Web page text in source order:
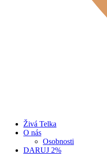
Živá Telka
O nás
Osobnosti
DARUJ 2%